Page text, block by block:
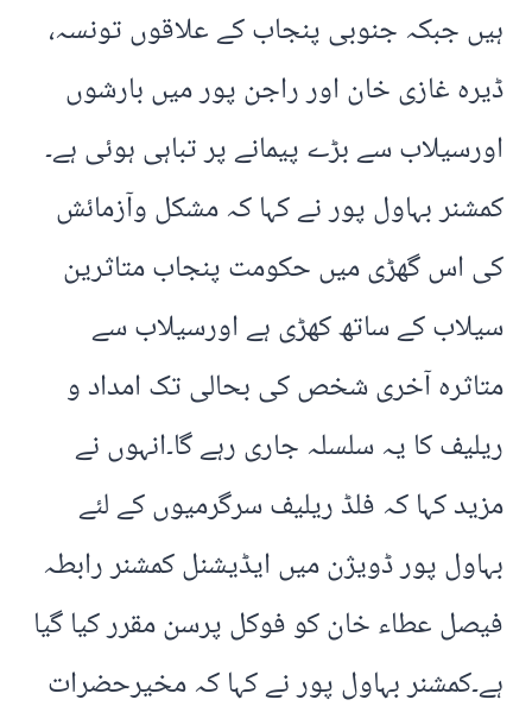
ہیں جبکہ جنوبی پنجاب کے علاقوں تونسہ،
ڈیرہ غازی خان اور راجن پور میں بارشوں
اورسیلاب سے بڑے پیمانے پر تباہی ہوئی ہے۔
کمشنر بہاول پور نے کہا کہ مشکل وآزمائش
کی اس گھڑی میں حکومت پنجاب متاثرین
سیلاب کے ساتھ کھڑی ہے اورسیلاب سے
متاثرہ آخری شخص کی بحالی تک امداد و
ریلیف کا یہ سلسلہ جاری رہے گا۔انہوں نے
مزید کہا کہ فلڈ ریلیف سرگرمیوں کے لئے
بہاول پور ڈویژن میں ایڈیشنل کمشنر رابطہ
فیصل عطاء خان کو فوکل پرسن مقرر کیا گیا
ہے۔کمشنر بہاول پور نے کہا کہ مخیرحضرات